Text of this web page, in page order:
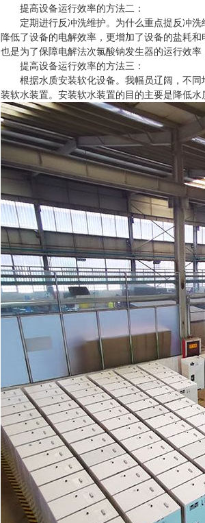
提高设备运行效率的方法二：
定期进行反冲洗维护。为什么重点提反冲洗
降低了设备的电解效率，更增加了设备的盐耗
也是为了保障电解法次氯酸钠发生器的运行效率
提高设备运行效率的方法三：
根据水质安装软化设备。我幅员辽阔，不同
装软水装置。安装软水装置的目的主要是降低